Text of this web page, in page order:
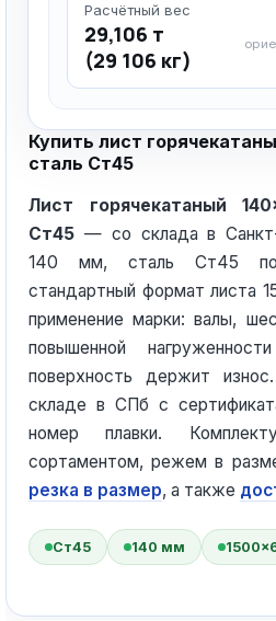
Расчётный вес
29,106 т
(29 106 кг)
Купить лист
сталь Ст45
Лист горячекатаный
Ст45 — со склада в
140 мм, сталь Ст45 по
стандартный формат листа
применение марки: валы,
повышенной
поверхность держит
складе в СПб с
номер плавки.
сортаментом, режем в
резка в размер, а также
Ст45 140 мм